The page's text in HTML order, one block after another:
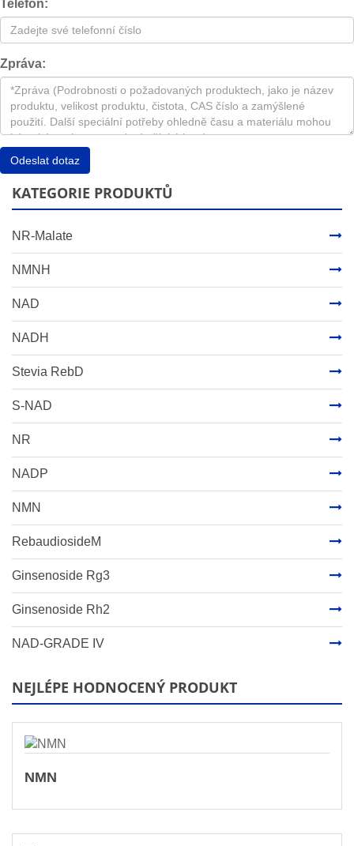
Telefon:
Zpráva:
Odeslat dotaz
KATEGORIE PRODUKTŮ
NR-Malate
NMNH
NAD
NADH
Stevia RebD
S-NAD
NR
NADP
NMN
RebaudiosideM
Ginsenoside Rg3
Ginsenoside Rh2
NAD-GRADE IV
NEJLÉPE HODNOCENÝ PRODUKT
NMN